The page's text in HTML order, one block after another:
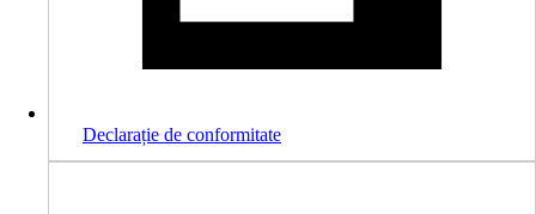
Declarație de conformitate